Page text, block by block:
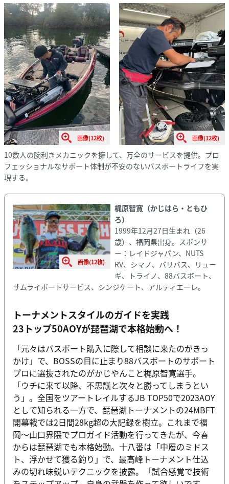
画像(12枚) 画像(12枚)
10数人の腕利きメカニックを擁して、万全のサービスを提供。プロ
フェッショナルなサポート体制が不安のないバスボートライフを実
現する。
画像(12枚)
梶原智寛（かじはら・ともひ
ろ）
1999年12月27日生まれ（26
歳）、福岡県出身。スポンサ
ー：レイドジャパン、NUTS
RV、シマノ、バリバス、リュー
ギ、トライノ、88バスボート、
サムライボートサービス、シンジケート、アルティエーレ。
トーナメントスタイルのガイドを実践
23トップ50AOYが琵琶湖で本格始動へ！
「元々はバスボート購入に際して相談に来たのがきっ
かけ」で、BOSSの目に止まり88バスボートのサポート
プロに選抜されたのがかじやんこと梶原智寛選手。
「ウチに来て以降、不思議と次々と勝ってしまうとい
う」。全国をツアートレイルするJB TOP50で2023AOY
として知られる一方で、琵琶湖トーナメントの24MBFT
開幕戦では2日間28kg超の大記録を樹立。これまで福
岡〜山口界隈でプロガイド活動を行ってきたが、今春
からは琵琶湖でも本格始動。十八番は「中層のミドス
ト、浮かせて獲る釣り」で、最高峰トーナメント仕込
みの切れ味鋭いテクニックを披露。「試合感覚で技術